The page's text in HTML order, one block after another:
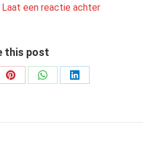
Laat een reactie achter
this post
Deel
Deel
Deel